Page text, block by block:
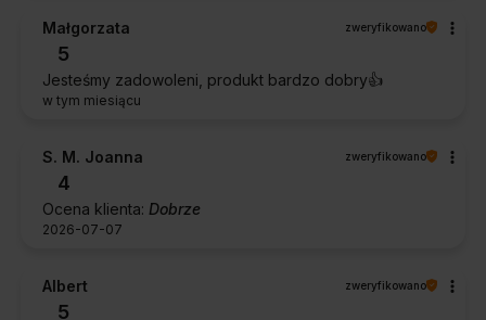
Małgorzata zweryfikowano
5
Jesteśmy zadowoleni, produkt bardzo dobry👍️
w tym miesiącu
S. M. Joanna zweryfikowano
4
Ocena klienta: Dobrze
2026-07-07
Albert zweryfikowano
5